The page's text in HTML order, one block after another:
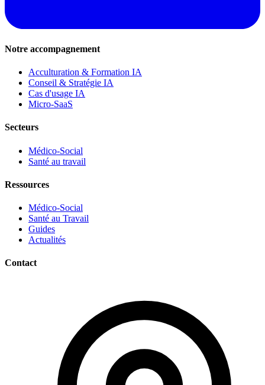
Notre accompagnement
Acculturation & Formation IA
Conseil & Stratégie IA
Cas d'usage IA
Micro-SaaS
Secteurs
Médico-Social
Santé au travail
Ressources
Médico-Social
Santé au Travail
Guides
Actualités
Contact